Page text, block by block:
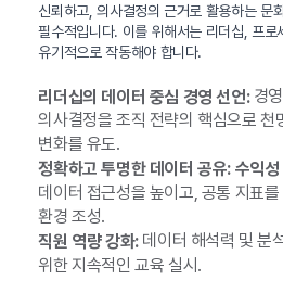
신뢰하고, 의사결정의 근거로 활용하는 문
필수적입니다. 이를 위해서는 리더십, 프로
유기적으로 작동해야 합니다.
리더십의 데이터 중심 경영 선언:경
의사결정을 조직 전략의 핵심으로 천
변화를 유도.
정확하고 투명한 데이터 공유: 수익성
데이터 접근성을 높이고, 공통 지표
환경 조성.
직원 역량 강화:데이터 해석력 및 분
위한 지속적인 교육 실시.